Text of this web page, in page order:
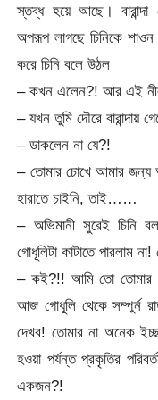
স্তব্ধ হয়ে আছে।
অপরূপ লাগছে চিনিকে
করে চিনি বলে উঠল
– কখন এলেন?! আর এই নীল
– যখন তুমি দৌরে বারান্দায়
– ডাকলেন না যে?!
– তোমার চোখে আমার জন্য
হারাতে চাইনি, তাই……
– অভিমানী সুরেই চিনি
গোধূলিটা কাটাতে পারলাম
– কই?!! আমি তো তোমার
আজ গোধূলি থেকে সম্পুর্ন
দেখব! তোমার না অনেক
হওয়া পর্যন্ত প্রকৃতির
একজন?!